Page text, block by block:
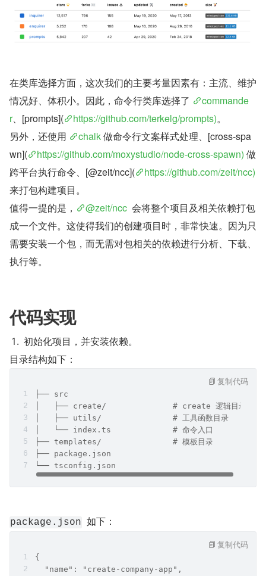
在类库选择方面，这次我们的主要考量因素有：主流、维护
情况好、体积小。因此，命令行类库选择了
commande
r、[prompts]( https://github.com/terkelg/prompts)。
另外，还使用
chalk 做命令行文案样式处理、[cross-spa
wn](
https://github.com/moxystudio/node-cross-spawn) 做
跨平台执行命令、[@zeit/ncc](
https://github.com/zeit/ncc)
来打包构建项目。
值得一提的是，
@zeit/ncc
  会将整个项目及相关依赖打包
成一个文件。这使得我们的创建项目时，非常快速。因为只
需要安装一个包，而无需对包相关的依赖进行分析、下载、
执行等。
代码实现
初始化项目，并安装依赖。
目录结构如下：
├── src
│   ├── create/              # create 逻辑目录
│   ├── utils/               # 工具函数目录
│   └── index.ts             # 命令入口
├── templates/               # 模板目录
├── package.json
└── tsconfig.json
复制代码
package.json
  如下：
{
  "name": "create-company-app",
复制代码